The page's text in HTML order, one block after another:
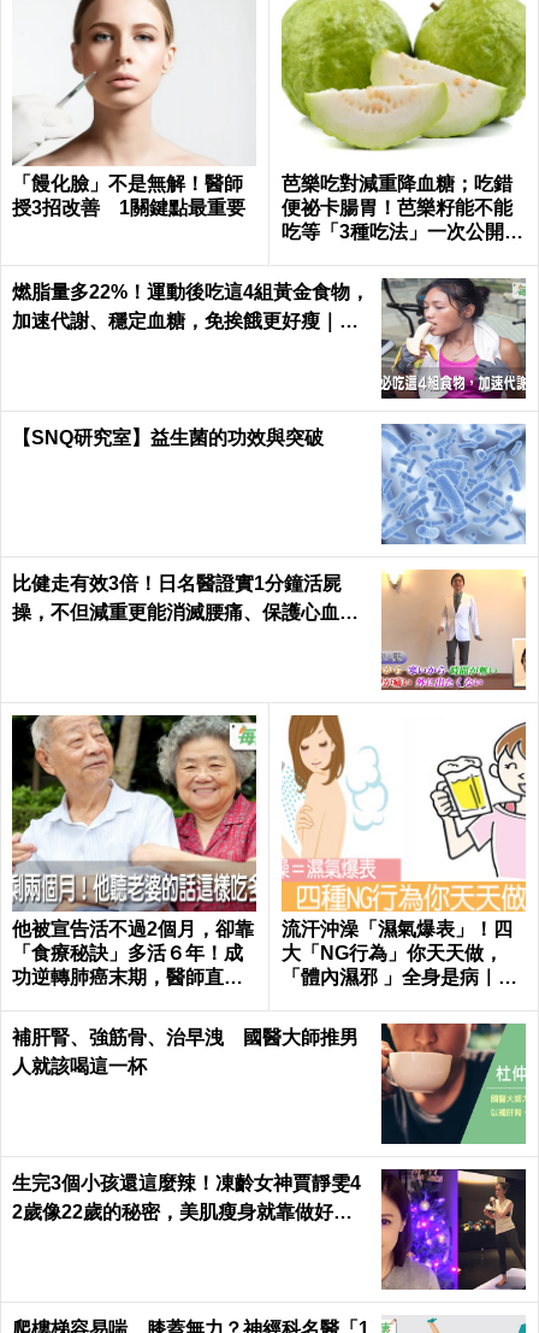
「饅化臉」不是無解！醫師
授3招改善 1關鍵點最重要
芭樂吃對減重降血糖；吃錯
便祕卡腸胃！芭樂籽能不能
吃等「3種吃法」一次公開｜
燃脂量多22%！運動後吃這4組黃金食物，
加速代謝、穩定血糖，免挨餓更好瘦｜每
【SNQ研究室】益生菌的功效與突破
比健走有效3倍！日名醫證實1分鐘活屍
操，不但減重更能消滅腰痛、保護心血管
他被宣告活不過2個月，卻靠
「食療秘訣」多活６年！成
功逆轉肺癌末期，醫師直
alth
流汗沖澡「濕氣爆表」！四
大「NG行為」你天天做，
「體內濕邪 」全身是病｜每
補肝腎、強筋骨、治早洩 國醫大師推男
人就該喝這一杯
生完3個小孩還這麼辣！凍齡女神賈靜雯4
2歲像22歲的秘密，美肌瘦身就靠做好這3